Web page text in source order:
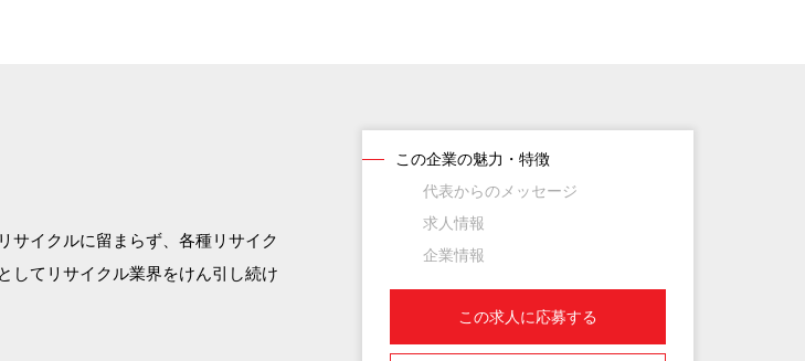
サイクルに留まらず、各種リサイク
してリサイクル業界をけん引し続け
この企業の魅力・特徴
代表からのメッセージ
求人情報
企業情報
この求人に応募する